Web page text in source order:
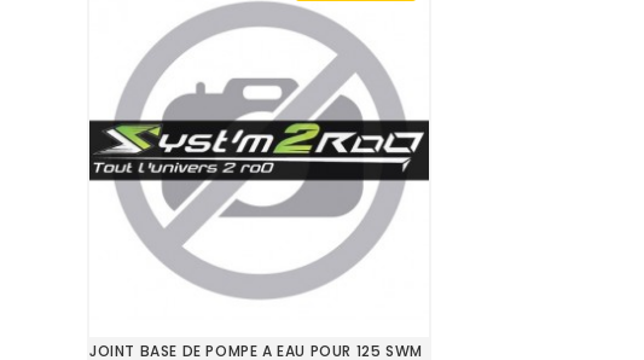
JOINT BASE DE POMPE A EAU POUR 125 SWM